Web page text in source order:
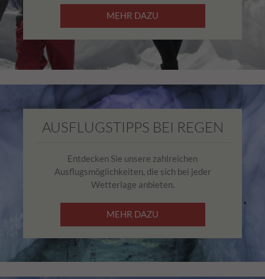
MEHR DAZU
AUSFLUGSTIPPS BEI REGEN
Entdecken Sie unsere zahlreichen
Ausflugsmöglichkeiten, die sich bei jeder
Wetterlage anbieten.
MEHR DAZU